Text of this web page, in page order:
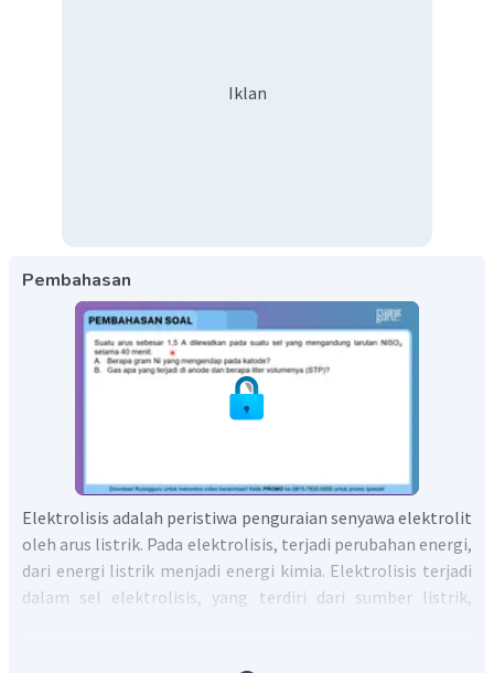
Iklan
Pembahasan
Elektrolisis adalah peristiwa penguraian senyawa elektrolit
oleh arus listrik. Pada elektrolisis, terjadi perubahan energi,
dari energi listrik menjadi energi kimia. Elektrolisis terjadi
dalam sel elektrolisis, yang terdiri dari sumber listrik,